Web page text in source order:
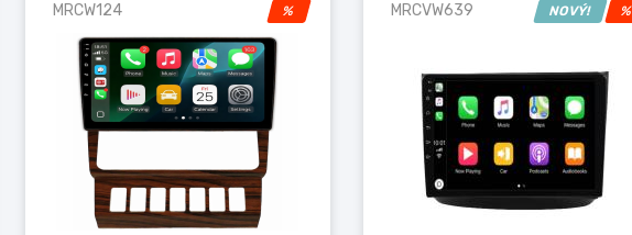
%
MRCW124 NOVÝ! %
MRCVW639